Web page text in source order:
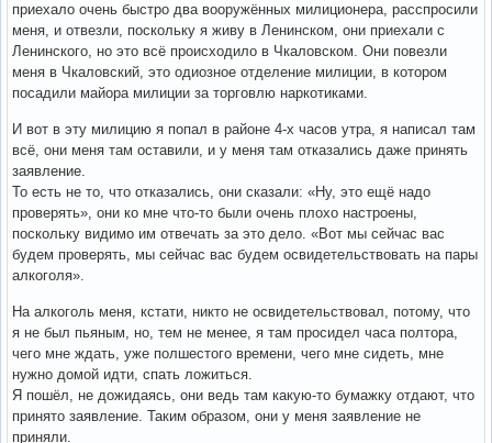
приехало очень быстро два вооружённых милиционера, расспросили
меня, и отвезли, поскольку я живу в Ленинском, они приехали с
Ленинского, но это всё происходило в Чкаловском. Они повезли
меня в Чкаловский, это одиозное отделение милиции, в котором
посадили майора милиции за торговлю наркотиками.
И вот в эту милицию я попал в районе 4-х часов утра, я написал там
всё, они меня там оставили, и у меня там отказались даже принять
заявление.
То есть не то, что отказались, они сказали: «Ну, это ещё надо
проверять», они ко мне что-то были очень плохо настроены,
поскольку видимо им отвечать за это дело. «Вот мы сейчас вас
будем проверять, мы сейчас вас будем освидетельствовать на пары
алкоголя».
На алкоголь меня, кстати, никто не освидетельствовал, потому, что
я не был пьяным, но, тем не менее, я там просидел часа полтора,
чего мне ждать, уже полшестого времени, чего мне сидеть, мне
нужно домой идти, спать ложиться.
Я пошёл, не дожидаясь, они ведь там какую-то бумажку отдают, что
принято заявление. Таким образом, они у меня заявление не
приняли.